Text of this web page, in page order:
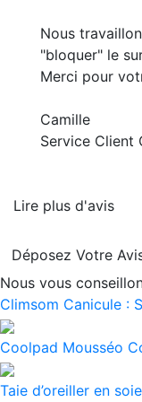
Nous
"bloquer" le
Merci pour
Camille
Service Client
Lire plus d'avis
Déposez Votre
Nous vous
Climsom Canicule :
Coolpad Mousséo
Taie d’oreiller en